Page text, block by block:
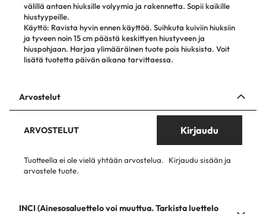
välillä antaen hiuksille volyymia ja rakennetta. Sopii kaikille
hiustyypeille.
Käyttö: Ravista hyvin ennen käyttöä. Suihkuta kuiviin hiuksiin
ja tyveen noin 15 cm päästä keskittyen hiustyveen ja
hiuspohjaan. Harjaa ylimääräinen tuote pois hiuksista. Voit
lisätä tuotetta päivän aikana tarvittaessa.
Arvostelut
ARVOSTELUT Kirjaudu
Tuotteella ei ole vielä yhtään arvostelua.
Kirjaudu sisään ja
arvostele tuote.
INCI (Ainesosaluettelo voi muuttua. Tarkista luettelo